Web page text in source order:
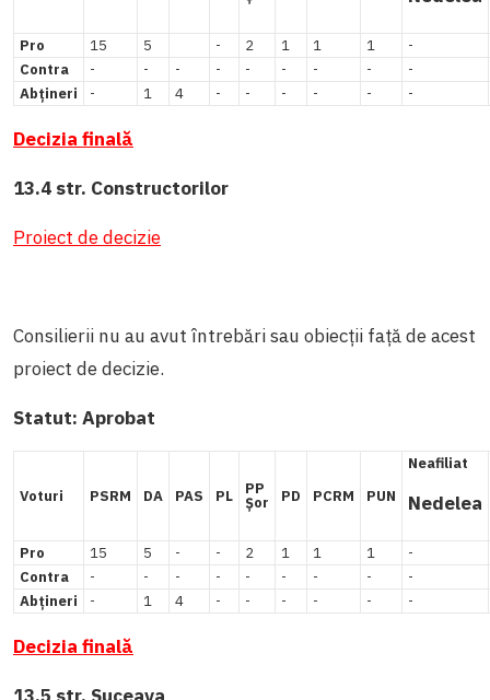
Pro 15 5 - 2 1 1 1
-
Contra
- - - - - - - -
-
Abțineri
- 1 4 - - - - - -
Decizia finală
13.4 str. Constructorilor
Proiect de decizie
Consilierii nu au avut întrebări sau obiecții față de acest
proiect de decizie.
Statut: Aprobat
Voturi PSRM DA PAS PL PP
Șor PD PCRM PUN
Neafiliat
Nedelea
Pro 15 5 - - 2 1 1 1
-
Contra
- - - - - - - -
-
Abțineri
- 1 4 - - - - - -
Decizia finală